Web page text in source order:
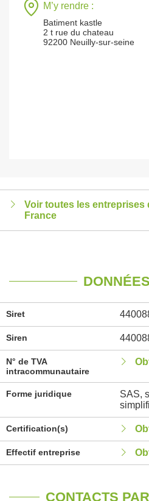
M’y rendre :
Batiment kastle
2 t rue du chateau
92200 Neuilly-sur-seine
Voir toutes les entreprises
France
Siret
Siren
N° de TVA
intracommunautaire
Forme juridique
SAS,
Certification(s)
Effectif entreprise
CONTACTS